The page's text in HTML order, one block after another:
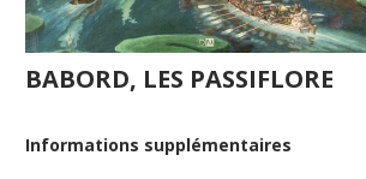
BABORD, LES PASSIFLORE
Informations supplémentaires